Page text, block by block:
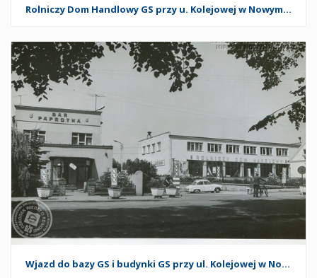
Rolniczy Dom Handlowy GS przy u. Kolejowej w Nowym Tomyślu. 1974 r.
Wjazd do bazy GS i budynki GS przy ul. Kolejowej w Nowym Tomyślu. 1974 r.